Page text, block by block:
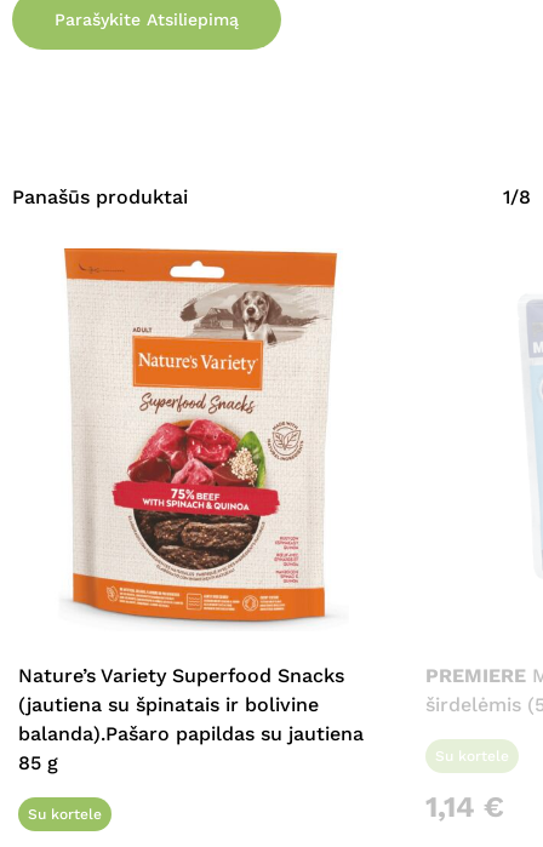
Parašykite Atsiliepimą
Panašūs produktai 1/8
Nature’s Variety Superfood Snacks
(jautiena su špinatais ir bolivine
balanda).Pašaro papildas su jautiena
85 g
Su kortele
PREMIERE
širdelėmis
Su kortele
1,14 €